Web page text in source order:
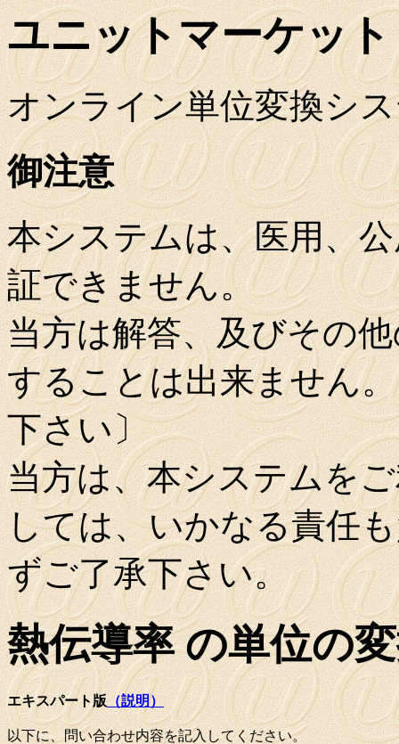
ユニットマーケット
オンライン単位変換シ
御注意
本システムは、医用、
証できません。
当方は解答、及びその
することは出来ません
下さい〕
当方は、本システムを
しては、いかなる責任
ずご了承下さい。
熱伝導率 の単位の
エキスパート版（説明）
以下に、問い合わせ内容を記入してください。